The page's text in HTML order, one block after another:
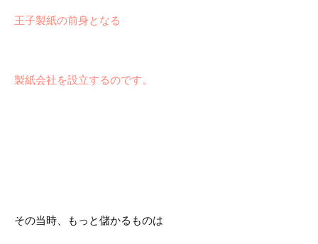
王子製紙の前身となる
製紙会社を設立するのです。
その当時、もっと儲かるものは